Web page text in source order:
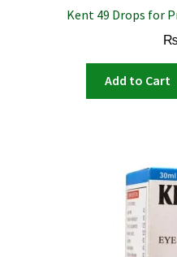
Kent 49 Drops for
₨
Add to Cart